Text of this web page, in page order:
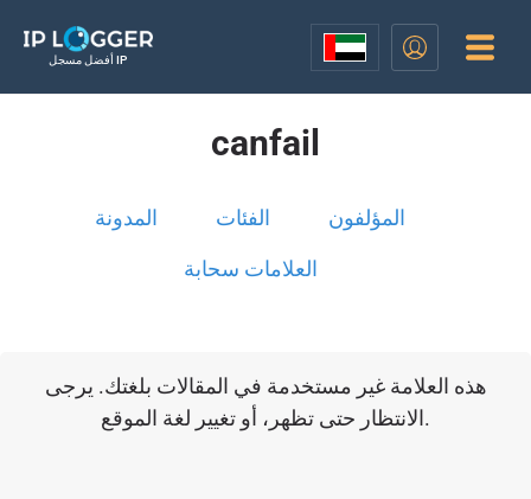
أفضل مسجل IP
canfail
المدونة الفئات المؤلفون
العلامات سحابة